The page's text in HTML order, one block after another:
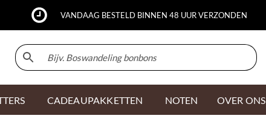
VANDAAG BESTELD BINNEN 48 UUR VERZONDEN
CADEAUPAKKETTEN NOTEN OVER ONS